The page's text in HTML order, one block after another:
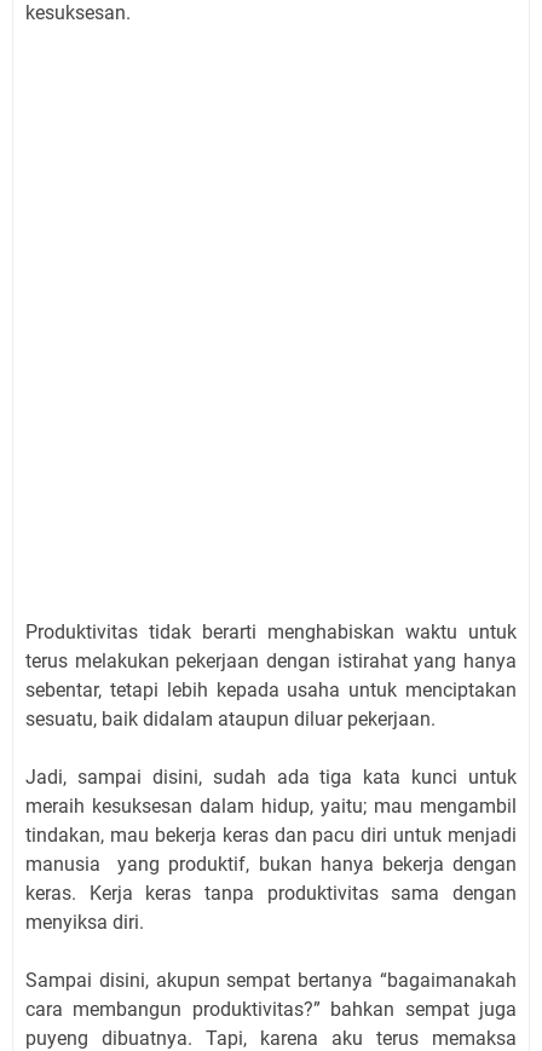
kesuksesan.
Produktivitas tidak berarti menghabiskan waktu untuk
terus melakukan pekerjaan dengan istirahat yang hanya
sebentar, tetapi lebih kepada usaha untuk menciptakan
sesuatu, baik didalam ataupun diluar pekerjaan.
Jadi, sampai disini, sudah ada tiga kata kunci untuk
meraih kesuksesan dalam hidup, yaitu; mau mengambil
tindakan, mau bekerja keras dan pacu diri untuk menjadi
manusia yang produktif, bukan hanya bekerja dengan
keras. Kerja keras tanpa produktivitas sama dengan
menyiksa diri.
Sampai disini, akupun sempat bertanya “bagaimanakah
cara membangun produktivitas?” bahkan sempat juga
puyeng dibuatnya. Tapi, karena aku terus memaksa